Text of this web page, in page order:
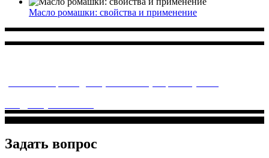
Масло ромашки: свойства и применение
Задать вопрос